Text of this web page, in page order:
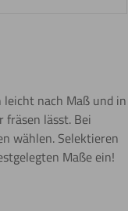
nach Maß und in
fräsen lässt. Bei
wählen. Selektieren
Maße ein!